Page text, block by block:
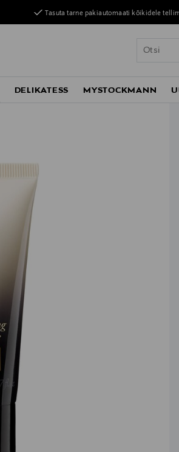
Tasuta tarne pakiautomaati kõikidele
DELIKATESS MYSTOCKMANN